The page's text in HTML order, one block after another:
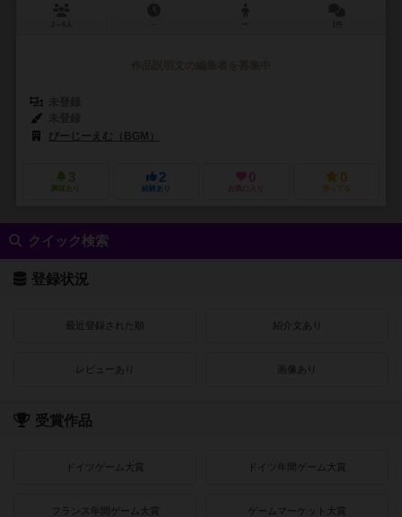
びーじーえむ（BGM）
3
興味あり
2
経験あり
0
お気に入り
0
持ってる
クイック検索
登録状況
最近登録された順 紹介文あり
レビューあり 画像あり
受賞作品
ドイツゲーム大賞 ドイツ年間ゲーム大賞
フランス年間ゲーム大賞 ゲームマーケット大賞